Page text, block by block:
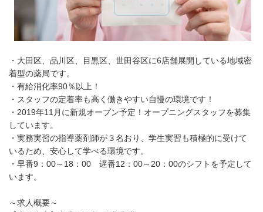
・大田区、品川区、目黒区、世田谷区に6店舗展開している地域密
着型の薬局です。
・有給消化率90％以上！
・スタッフの定着率も高く働きやすい自慢の環境です！
・2019年11月に新規オープン予定！オープニングスタッフを募集
しています。
・実務実習の指導薬剤師が３名おり、学生実習も積極的に受けて
いるため、安心して学べる環境です。
・早番9：00～18：00 遅番12：00～20：00のシフトを予定して
います。
～求人概要～